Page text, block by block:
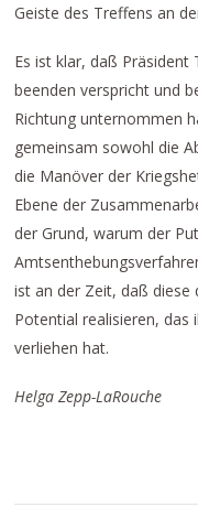
Geiste des Treffens an
Es ist klar, daß Präsident
beenden verspricht und
Richtung unternommen
gemeinsam sowohl die
die Manöver der
Ebene der
der Grund, warum der
ist an der Zeit, daß diese
Potential realisieren, das
verliehen hat.
Helga Zepp-LaRouche